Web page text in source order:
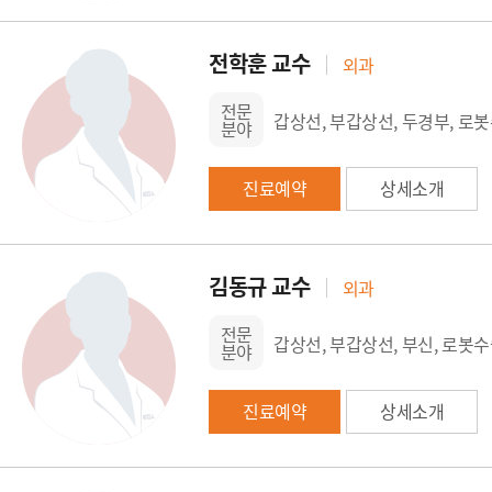
전학훈 교수
외과
전문
분야 갑상선, 부갑상선, 두경부, 로
진료예약 상세소개
김동규 교수
외과
전문
분야 갑상선, 부갑상선, 부신, 로봇
진료예약 상세소개